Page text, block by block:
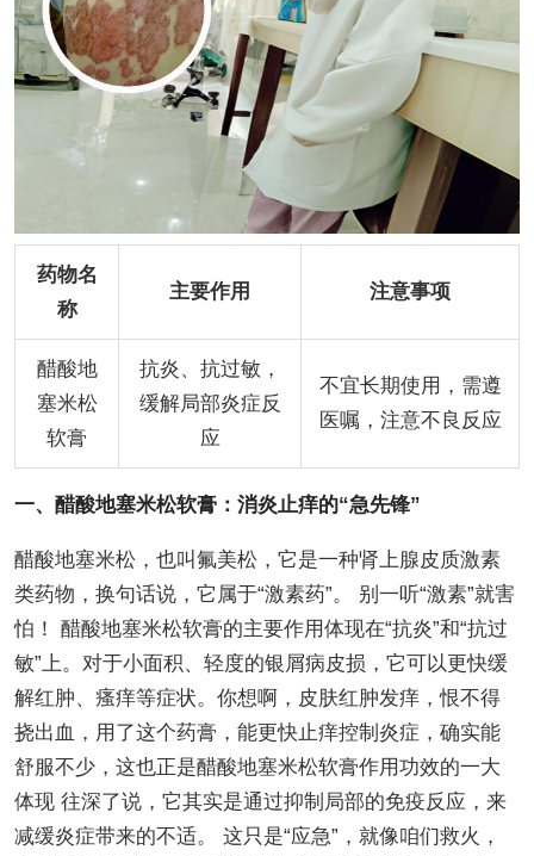
药物名
称
主要作用 注意事项
醋酸地
塞米松
软膏
抗炎、抗过敏，
缓解局部炎症反
应
不宜长期使用，需遵
医嘱，注意不良反应
一、醋酸地塞米松软膏：消炎止痒的“急先锋”
醋酸地塞米松，也叫氟美松，它是一种肾上腺皮质激素
类药物，换句话说，它属于“激素药”。 别一听“激素”就害
怕！ 醋酸地塞米松软膏的主要作用体现在“抗炎”和“抗过
敏”上。对于小面积、轻度的银屑病皮损，它可以更快缓
解红肿、瘙痒等症状。你想啊，皮肤红肿发痒，恨不得
挠出血，用了这个药膏，能更快止痒控制炎症，确实能
舒服不少，这也正是醋酸地塞米松软膏作用功效的一大
体现 往深了说，它其实是通过抑制局部的免疫反应，来
减缓炎症带来的不适。 这只是“应急”，就像咱们救火，